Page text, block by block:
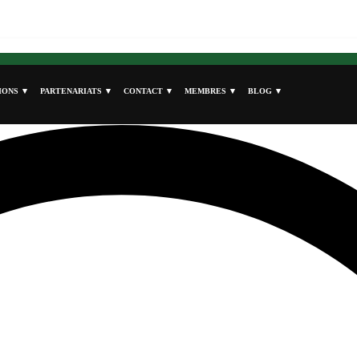
PARTENARIATS CONTACT MEMBRES BLOG